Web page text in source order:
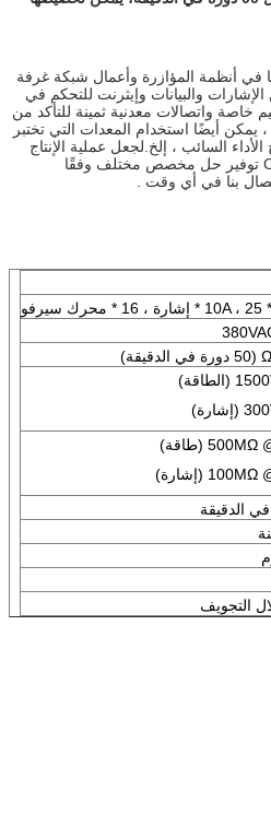
في أنظمة المؤازرة وأعمال شبكة غرفة
والبيانات وإيثرنت للتحكم في
خاصة واتصالات معدنية ثمينة للتأكد من
، يمكن أيضًا استخدام المعدات التي تختبر
الأداء السائب ، إلخ.لجعل عملية الإنتاج
أكثر سهولة وصحة. يمكن لـ CENO توفير حل مخصص مختلف وفقًا
بنا في أي وقت .
التجويف